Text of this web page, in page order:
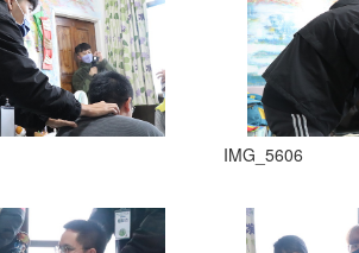
IMG_5606